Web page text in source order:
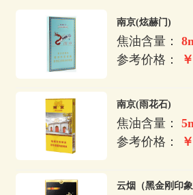
南京(炫赫门)
焦油含量：
参考价格：
南京(雨花石)
焦油含量：
参考价格：
云烟（黑金刚印象